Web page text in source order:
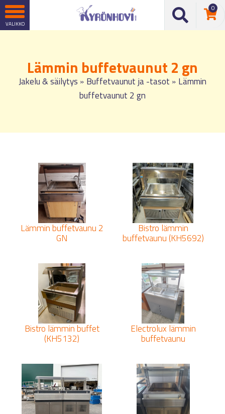
0
Lämmin buffetvaunut 2 gn
Jakelu & säilytys » Buffetvaunut ja -tasot » Lämmin
buffetvaunut 2 gn
Lämmin buffetvaunu 2
GN
Bistro lämmin
buffetvaunu (KH5692)
Bistro lämmin buffet
(KH5132)
Electrolux lämmin
buffetvaunu